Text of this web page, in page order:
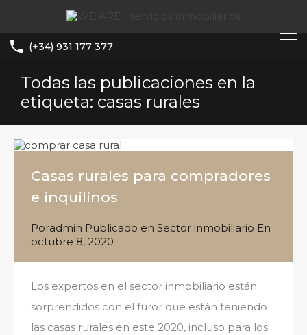
(+34) 931 177 377
Todas las publicaciones en la
etiqueta: casas rurales
Casas rurales para compradores
e inquilinos
Poradmin Publicado en Sector inmobiliario En
octubre 8, 2020
Los expertos en el sector inmobiliario están
sorprendidos con el furor que están teniendo
las casas rurales en este 2020, incluso para los